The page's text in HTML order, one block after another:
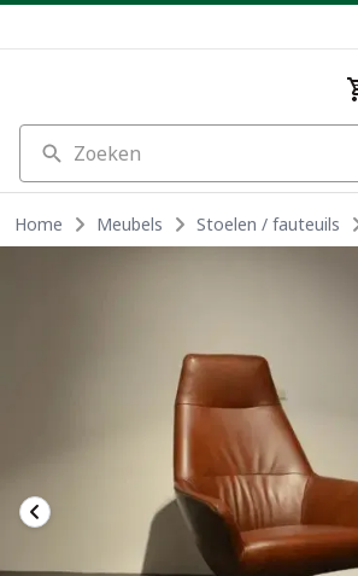
Zoeken
Home Meubels Stoelen / fauteuils